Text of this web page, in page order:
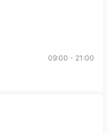
09:00 - 21:00